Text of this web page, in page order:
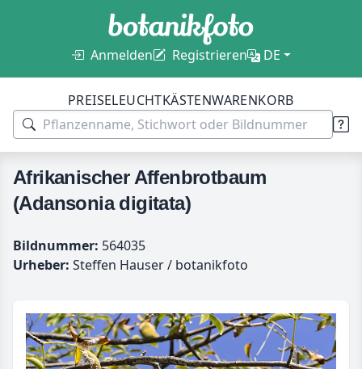
Anmelden Registrieren DE
PREISELEUCHTKÄSTENWARENKORB
Afrikanischer Affenbrotbaum
(Adansonia digitata)
Bildnummer: 564035
Urheber: Steffen Hauser / botanikfoto